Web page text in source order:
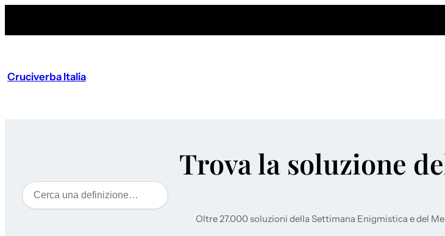
Cruciverba Italia
Trova la soluzione
Cerca
Oltre 27.000 soluzioni della Settimana Enigmistica e del